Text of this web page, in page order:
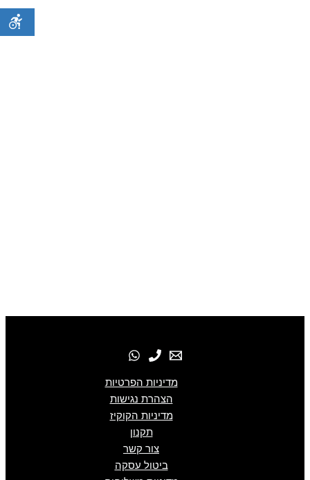
מדיניות הפרטיות
הצהרת נגישות
מדיניות הקוקיז
תקנון
צור קשר
ביטול עסקה